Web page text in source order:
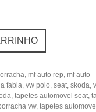
, mf auto rep, mf auto
fabia, vw polo, seat, skoda,
, tapetes automovel seat,
vw, tapetes